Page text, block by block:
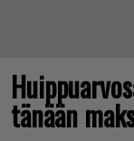
tänään